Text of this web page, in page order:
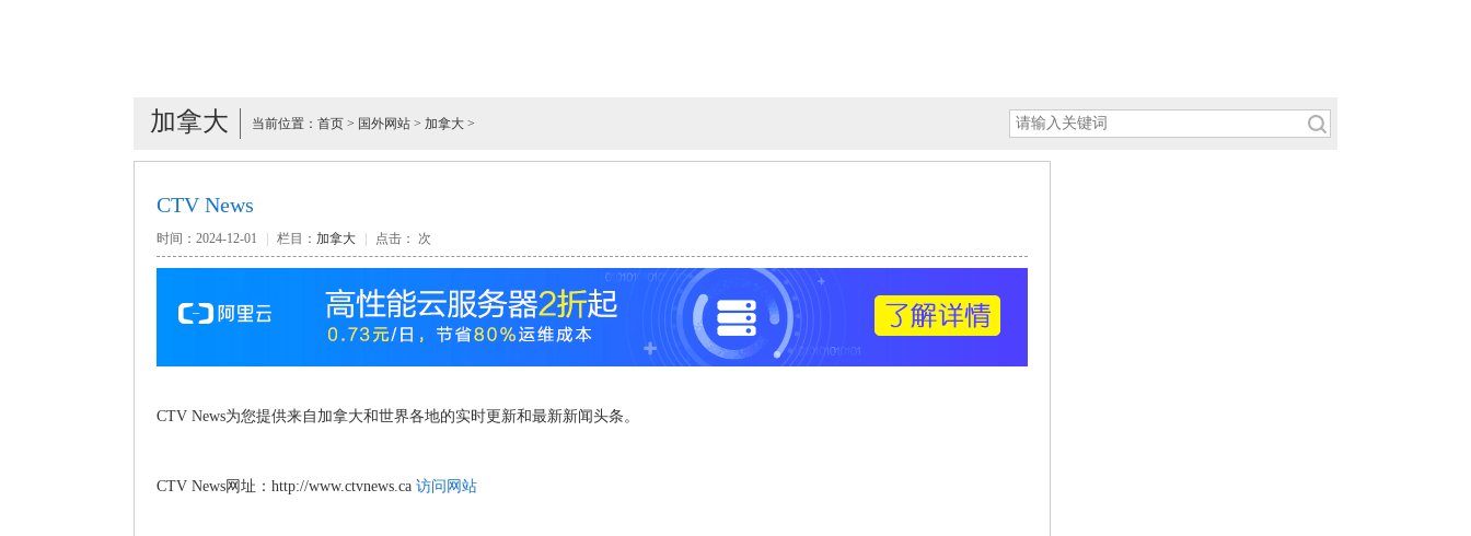
加拿大 当前位置： 首页 > 国外网站 > 加拿大 >
CTV News
时间：2024-12-01 栏目： 加拿大 点击： 次
CTV News为您提供来自加拿大和世界各地的实时更新和最新新闻头条。
CTV News网址：http://www.ctvnews.ca 访问网站